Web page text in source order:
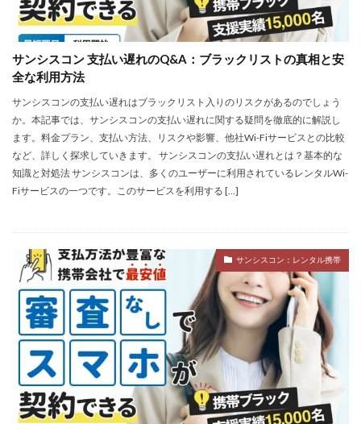
サンシスコン 支払い遅れのQ&A：ブラックリストの真相と安
全な利用方法
サンシスコンの支払い遅れはブラックリスト入りのリスクがあるのでしょう
か。本記事では、サンシスコンの支払い遅れに関する疑問を徹底的に解説し
ます。料金プラン、支払い方法、リスクや影響、他社Wi-Fiサービスとの比較
など、詳しく探求していきます。 サンシスコンの支払い遅れとは？基本的な
知識と対処法 サンシスコンは、多くのユーザーに利用されているレンタルWi-
Fiサービスの一つです。このサービスを利用する […]
サンシスコン：レンタル携帯